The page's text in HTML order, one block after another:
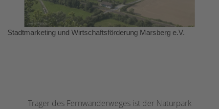
Stadtmarketing und Wirtschaftsförderung Marsberg e.V.
Träger des Fernwanderweges ist der Naturpark